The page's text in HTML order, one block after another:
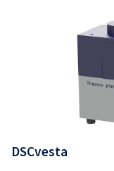
DSCvesta